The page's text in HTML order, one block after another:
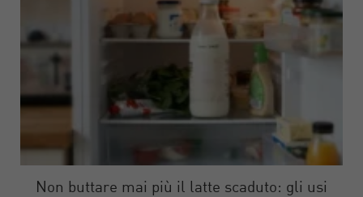
Non buttare mai più il latte scaduto: gli usi